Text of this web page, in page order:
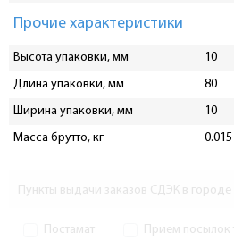
Прочие характеристики
Высота упаковки, мм
10
Длина упаковки, мм
80
Ширина упаковки, мм
10
Масса брутто, кг
0.015
Пункты выдачи заказов СДЭК в городе
Постамат Прием посылок